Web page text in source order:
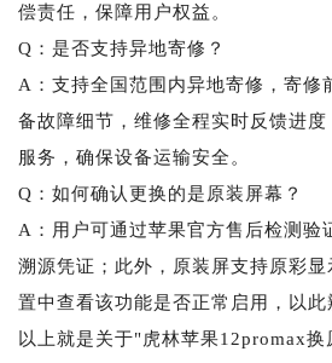
偿责任，保障用户权益。
Q：是否支持异地寄修？
A：支持全国范围内异地寄修，寄修
备故障细节，维修全程实时反馈进
服务，确保设备运输安全。
Q：如何确认更换的是原装屏幕？
A：用户可通过苹果官方售后检测验
溯源凭证；此外，原装屏支持原彩
置中查看该功能是否正常启用，以此
以上就是关于"虎林苹果12promax